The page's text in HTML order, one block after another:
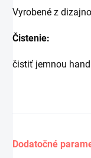
Vyrobené z
Čistenie:
čistiť jemnou
Dodatočné